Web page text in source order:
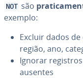
NOT são
exemplo:
Excluir dados
região, ano,
Ignorar
ausentes